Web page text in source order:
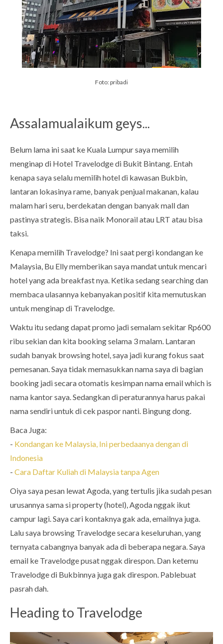
Foto: pribadi
Assalamualaikum geys...
Belum lama ini saat ke Kuala Lumpur saya memilih
menginap di Hotel Travelodge di Bukit Bintang. Entah
kenapa saya selalu memilih hotel di kawasan Bukbin,
lantaran lokasinya rame, banyak penjual makanan, kalau
malam hari seru, berdekatan dengan banyak mall dan
pastinya strategis. Bisa naik Monorail atau LRT atau bisa
taksi.
Kenapa memilih Travelodge? Ini saat pergi kondangan ke
Malaysia, Bu Elly memberikan saya mandat untuk mencari
hotel yang ada breakfast nya. Ketika sedang searching dan
membaca ulasannya kebanyakan positif kita memutuskan
untuk menginap di Travelodge.
Waktu itu sedang dapat promo jadi semalam sekitar Rp600
ribu sekian dan kita booking selama 3 malam. Lantaran
sudah banyak browsing hotel, saya jadi kurang fokus saat
pemesanan. Saya tidak memasukkan nama saya di bagian
booking jadi secara otomatis kesimpan nama email which is
nama kantor saya. Sedangkan di peraturannya harus pakai
nama sendiri untuk di cek paspor nanti. Bingung dong.
Baca Juga:
- Kondangan ke Malaysia, Ini perbedaanya dengan di
Indonesia
- Cara Daftar Kuliah di Malaysia tanpa Agen
Oiya saya pesan lewat Agoda, yang tertulis jika sudah pesan
urusannya sama si property (hotel), Agoda nggak ikut
campur lagi. Saya cari kontaknya gak ada, emailnya juga.
Lalu saya browsing Travelodge secara keseluruhan, yang
ternyata cabangnya banyak ada di beberapa negara. Saya
email ke Travelodge pusat nggak direspon. Dan ketemu
Travelodge di Bukbinnya juga gak direspon. Pablebuat
pasrah dah.
Heading to Travelodge